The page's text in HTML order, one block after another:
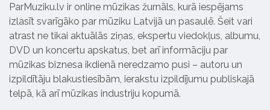
ParMuziku.lv ir online mūzikas žurnāls, kurā iespējams
izlasīt svarīgāko par mūziku Latvijā un pasaulē. Šeit vari
atrast ne tikai aktuālās ziņas, ekspertu viedokļus, albumu,
DVD un koncertu apskatus, bet arī informāciju par
mūzikas biznesa ikdienā neredzamo pusi – autoru un
izpildītāju blakustiesībām, ierakstu izpildījumu publiskajā
telpā, kā arī mūzikas industriju kopumā.